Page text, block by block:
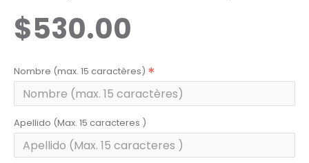
$530.00
Nombre (max. 15 caractères)
Apellido (Max. 15 caracteres )